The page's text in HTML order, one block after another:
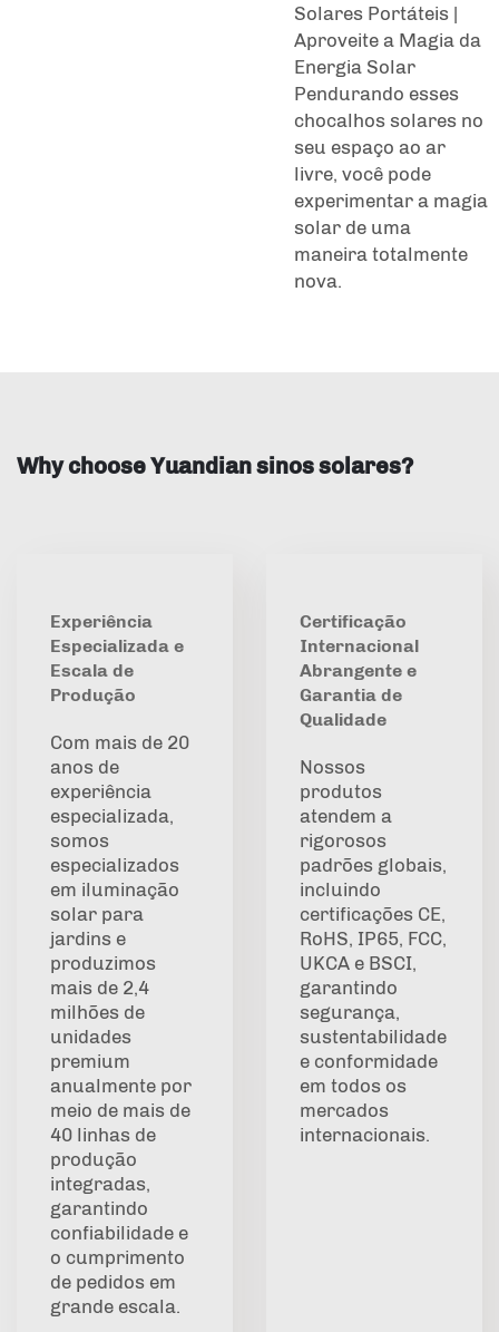
Solares Portáteis |
Aproveite a Magia da
Energia Solar
Pendurando esses
chocalhos solares no
seu espaço ao ar
livre, você pode
experimentar a magia
solar de uma
maneira totalmente
nova.
Why choose Yuandian sinos solares?
Experiência
Especializada e
Escala de
Produção
Com mais de 20
anos de
experiência
especializada,
somos
especializados
em iluminação
solar para
jardins e
produzimos
mais de 2,4
milhões de
unidades
premium
anualmente por
meio de mais de
40 linhas de
produção
integradas,
garantindo
confiabilidade e
o cumprimento
de pedidos em
grande escala.
Certificação
Internacional
Abrangente e
Garantia de
Qualidade
Nossos
produtos
atendem a
rigorosos
padrões globais,
incluindo
certificações CE,
RoHS, IP65, FCC,
UKCA e BSCI,
garantindo
segurança,
sustentabilidade
e conformidade
em todos os
mercados
internacionais.